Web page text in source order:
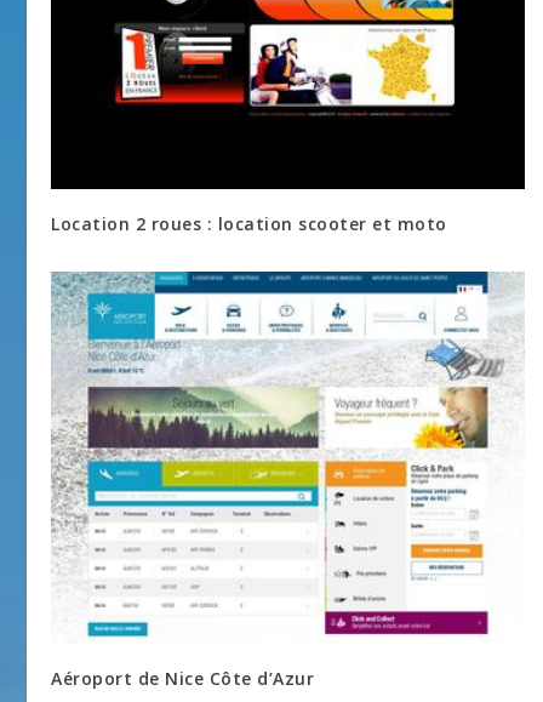
Location 2 roues : location scooter et moto
Aéroport de Nice Côte d’Azur